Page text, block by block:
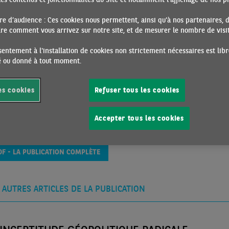
- LA PUBLICATION COMPLÈTE
ARTICLES DE LA PUBLICATION
d’audience : Ces cookies nous permettent, ainsi qu'à nos partenaires,
comment vous arrivez sur notre site, et de mesurer le nombre de
à l'installation de cookies non strictement nécessaires est
donné à tout moment.
Refuser tous les cookies
Accepter tous les cookies
cookies